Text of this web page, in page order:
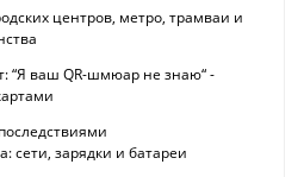
центров, метро, трамваи и
“Я ваш QR-шмюар не знаю“ -
сети, зарядки и батареи